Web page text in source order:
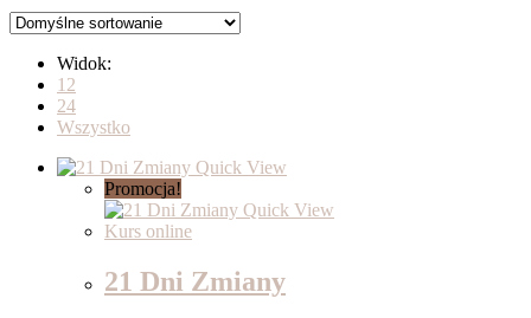
Widok:
12
24
Wszystko
Quick View
Promocja!
Quick View
Kurs online
21 Dni Zmiany